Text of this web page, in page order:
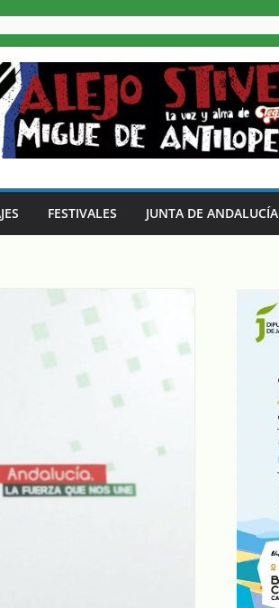
FESTIVALES JUNTA DE ANDALUCÍA